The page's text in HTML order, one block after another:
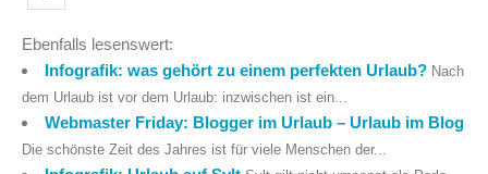
Ebenfalls lesenswert:
Infografik: was gehört zu einem perfekten Urlaub? Nach
dem Urlaub ist vor dem Urlaub: inzwischen ist ein...
Webmaster Friday: Blogger im Urlaub – Urlaub im Blog
Die schönste Zeit des Jahres ist für viele Menschen der...